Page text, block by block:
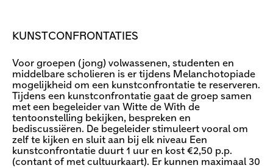
KUNSTCONFRONTATIES
Voor groepen (jong) volwassenen, studenten en
middelbare scholieren is er tijdens Melanchotopiade
mogelijkheid om een kunstconfrontatie te reserveren.
Tijdens een kunstconfrontatie gaat de groep samen
met een begeleider van Witte de With de
tentoonstelling bekijken, bespreken en
bediscussiëren. De begeleider stimuleert vooral om
zelf te kijken en sluit aan bij elk niveau Een
kunstconfrontatie duurt 1 uur en kost €2,50 p.p.
(contant of met cultuurkaart). Er kunnen maximaal 30